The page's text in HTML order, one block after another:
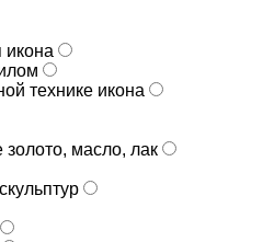
икона
технике икона
золото, масло, лак